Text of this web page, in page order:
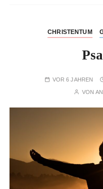
CHRISTENTUM
VOR 6 JAHREN
VON